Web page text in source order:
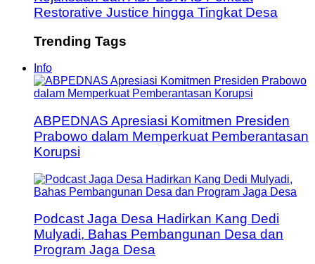
Restorative Justice hingga Tingkat Desa
Trending Tags
Info
ABPEDNAS Apresiasi Komitmen Presiden
Prabowo dalam Memperkuat Pemberantasan
Korupsi
Podcast Jaga Desa Hadirkan Kang Dedi
Mulyadi, Bahas Pembangunan Desa dan
Program Jaga Desa